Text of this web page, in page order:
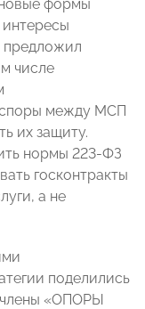
формы
интересы
предложил
числе
споры между МСП
их защиту.
нормы 223-ФЗ
госконтракты
а не
поделились
«ОПОРЫ